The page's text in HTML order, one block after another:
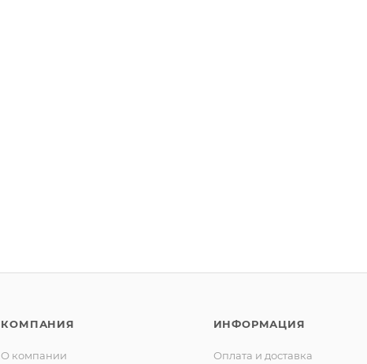
КОМПАНИЯ
О компании
ИНФОРМАЦИЯ
Оплата и доставка